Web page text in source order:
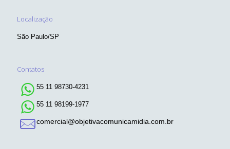
Localização
São Paulo/SP
Contatos
55 11 98730-4231
55 11 98199-1977
comercial@objetivacomunicamidia.com.br